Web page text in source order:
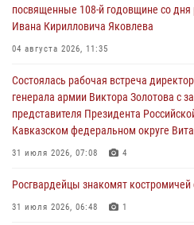
посвященные 108-й годовщине со
Ивана Кирилловича Яковлева
04 августа 2026, 11:35
Состоялась рабочая встреча
генерала армии Виктора Золотова с
представителя Президента
Кавказском федеральном округе
31 июля 2026, 07:08 4
Росгвардейцы знакомят
31 июля 2026, 06:48 1